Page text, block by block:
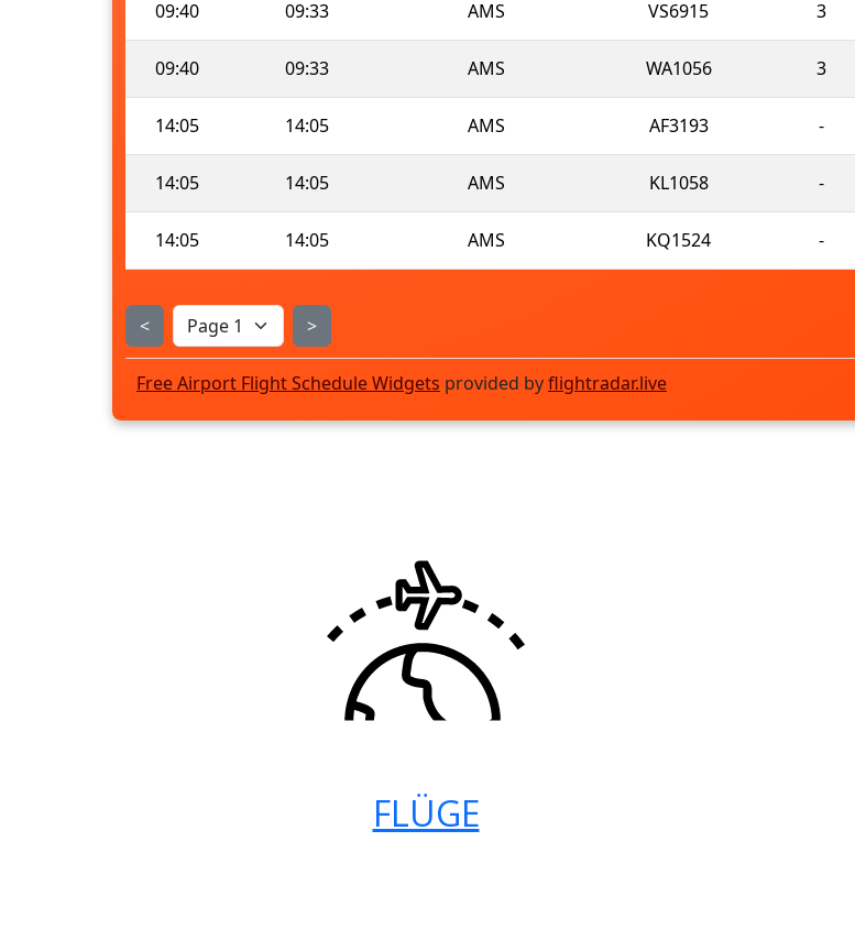
09:40 09:33 AMS VS6915 3
09:40 09:33 AMS WA1056 3
14:05 14:05 AMS AF3193 -
14:05 14:05 AMS KL1058 -
14:05 14:05 AMS KQ1524 -
< >
Free Airport Flight Schedule Widgets provided byflightradar.live
FLÜGE